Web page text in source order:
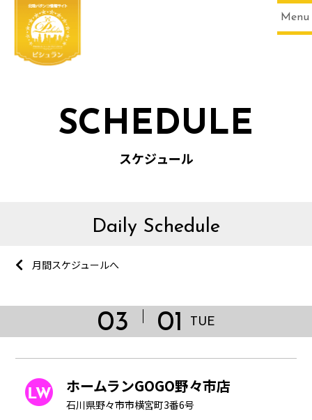
Menu
SCHEDULE
スケジュール
Daily Schedule
月間スケジュールへ
03 01 TUE
ホームランGOGO野々市店
石川県野々市市横宮町3番6号